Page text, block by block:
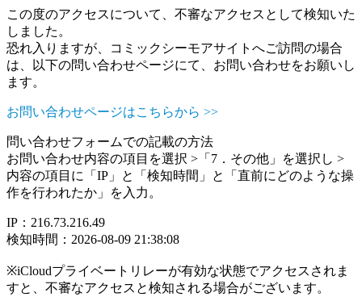
この度のアクセスについて、不審なアクセスとして検知いた
しました。
恐れ入りますが、コミックシーモアサイトへご訪問の場合
は、以下の問い合わせページにて、お問い合わせをお願いし
ます。
お問い合わせページはこちらから >>
問い合わせフォームでの記載の方法
お問い合わせ内容の項目を選択 >「7．その他」を選択し >
内容の項目に「IP」と「検知時間」と「直前にどのような操
作を行われたか」を入力。
IP：216.73.216.49
検知時間：2026-08-09 21:38:08
※iCloudプライベートリレーが有効な状態でアクセスされま
すと、不審なアクセスと検知される場合がございます。